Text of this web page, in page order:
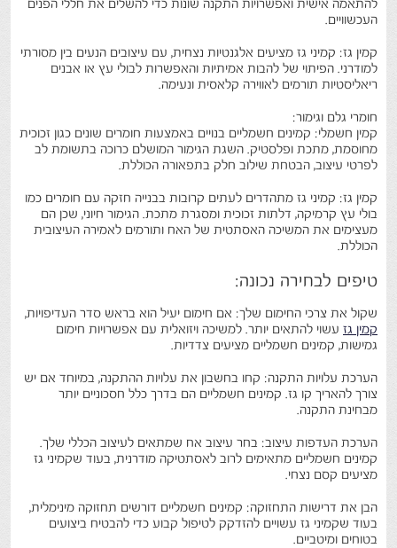
להתאמה אישית ואפשרויות התקנה שונות כדי להשלים את חללי הפנים
העכשוויים.
קמין גז: קמיני גז מציעים אלגנטיות נצחית, עם עיצובים הנעים בין מסורתי
למודרני. הפיתוי של להבות אמיתיות והאפשרות לבולי עץ או אבנים
ריאליסטיות תורמים לאווירה קלאסית ונעימה.
חומרי גלם וגימור:
קמין חשמלי: קמינים חשמליים בנויים באמצעות חומרים שונים כגון זכוכית
מחוסמת, מתכת ופלסטיק. השגת הגימור המושלם כרוכה בתשומת לב
לפרטי עיצוב, הבטחת שילוב חלק בתפאורה הכוללת.
קמין גז: קמיני גז מתהדרים לעתים קרובות בבנייה חזקה עם חומרים כמו
בולי עץ קרמיקה, דלתות זכוכית ומסגרת מתכת. הגימור חיוני, שכן הם
מעצימים את המשיכה האסתטית של האח ותורמים לאמירה העיצובית
הכוללת.
טיפים לבחירה נכונה:
שקול את צרכי החימום שלך: אם חימום יעיל הוא בראש סדר העדיפויות,
קמין גז עשוי להתאים יותר. למשיכה ויזואלית עם אפשרויות חימום
גמישות, קמינים חשמליים מציעים צדדיות.
הערכת עלויות התקנה: קחו בחשבון את עלויות ההתקנה, במיוחד אם יש
צורך להאריך קו גז. קמינים חשמליים הם בדרך כלל חסכוניים יותר
מבחינת התקנה.
הערכת העדפות עיצוב: בחר עיצוב אח שמתאים לעיצוב הכללי שלך.
קמינים חשמליים מתאימים לרוב לאסתטיקה מודרנית, בעוד שקמיני גז
מציעים קסם נצחי.
הבן את דרישות התחזוקה: קמינים חשמליים דורשים תחזוקה מינימלית,
בעוד שקמיני גז עשויים להזדקק לטיפול קבוע כדי להבטיח ביצועים
בטוחים ומיטביים.